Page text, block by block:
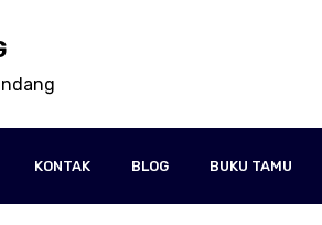
KONTAK BLOG BUKU TAMU